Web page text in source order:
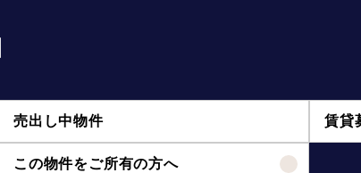
売出し中物件 賃貸
この物件をご所有の方へ